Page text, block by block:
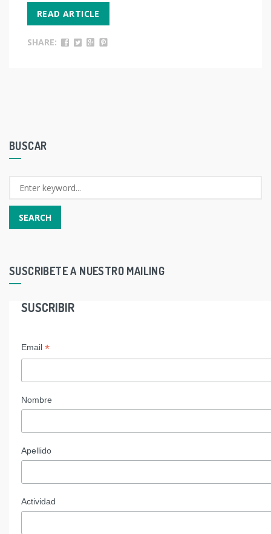
READ ARTICLE
SHARE:
BUSCAR
SUSCRIBETE A NUESTRO MAILING
SUSCRIBIR
Email *
Nombre
Apellido
Actividad